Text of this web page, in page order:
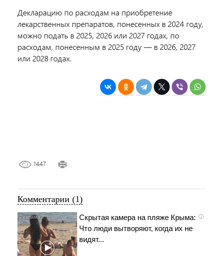
Декларацию по расходам на приобретение
лекарственных препаратов, понесенных в 2024 году,
можно подать в 2025, 2026 или 2027 годах, по
расходам, понесенным в 2025 году — в 2026, 2027
или 2028 годах.
1447
Комментарии (1)
i
Скрытая камера на пляже Крыма:
Что люди вытворяют, когда их не
видят...